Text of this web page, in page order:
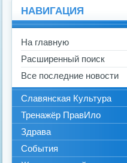
НАВИГАЦИЯ
На главную
Расширенный поиск
Все последние новости
Славянская Культура
Тренажёр ПравИло
Здрава
События